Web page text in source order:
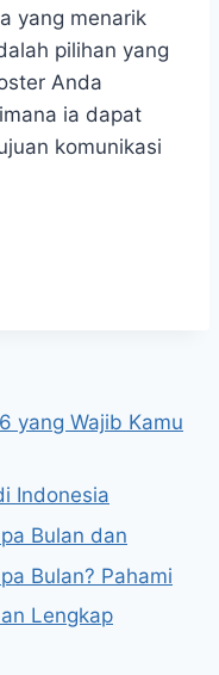
yang menarik
pilihan yang
Anda
ia dapat
komunikasi
yang Wajib Kamu
Indonesia
Bulan dan
Bulan? Pahami
Lengkap